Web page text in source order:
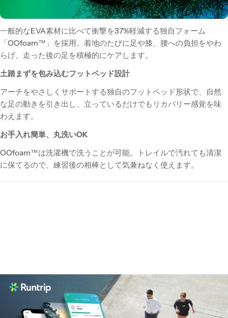
一般的なEVA素材に比べて衝撃を37%軽減する独自フォーム
「OOfoam™」を採用。着地のたびに足や膝、腰への負担をやわ
らげ、走った後の足を積極的にケアします。
土踏まずを包み込むフットベッド設計
アーチをやさしくサポートする独自のフットベッド形状で、自然
な足の動きを引き出し、立っているだけでもリカバリー感覚を味
わえます。
お手入れ簡単、丸洗いOK
OOfoam™は洗濯機で洗うことが可能。トレイルで汚れても清潔
に保てるので、練習後の相棒として気兼ねなく使えます。